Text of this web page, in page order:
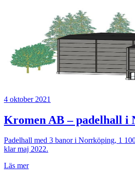
4 oktober 2021
Kromen AB – padelhall i
Padelhall med 3 banor i Norrköping, 1
klar maj 2022.
Läs mer